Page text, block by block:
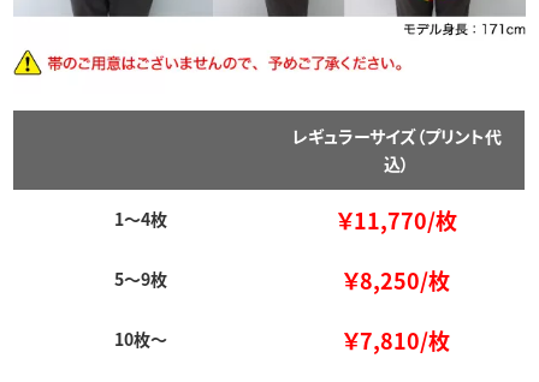
レギュラーサイズ（プリント代
込）
1～4枚 ￥11,770/枚
5～9枚 ￥8,250/枚
10枚～ ￥7,810/枚